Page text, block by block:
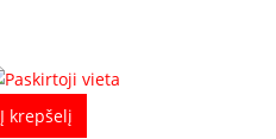
Į krepšelį